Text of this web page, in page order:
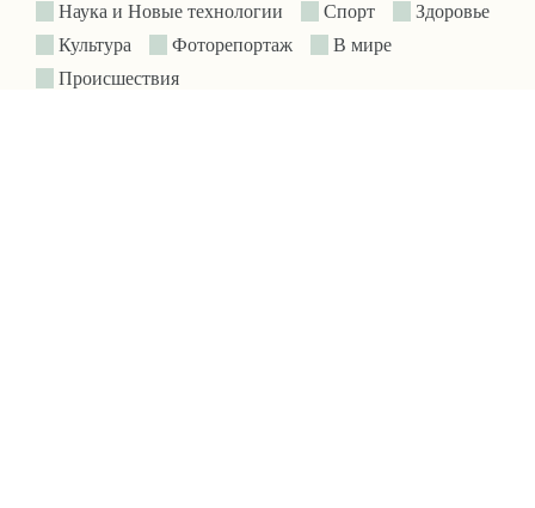
Наука и Новые технологии
Спорт
Здоровье
Культура
Фоторепортаж
В мире
Происшествия